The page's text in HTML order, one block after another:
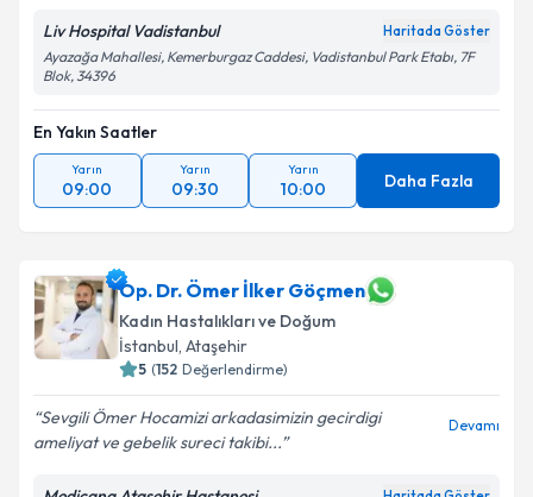
Liv Hospital Vadistanbul Haritada Göster
Ayazağa Mahallesi, Kemerburgaz Caddesi, Vadistanbul Park Etabı, 7F
Blok, 34396
En Yakın Saatler
Yarın
09:00
Yarın
09:30
Yarın
10:00 Daha Fazla
Op. Dr. Ömer İlker Göçmen
Kadın Hastalıkları ve Doğum
İstanbul, Ataşehir
5 (152 Değerlendirme)
Sevgili Ömer Hocamizi arkadasimizin gecirdigi
ameliyat ve gebelik sureci takibi...
Devamı